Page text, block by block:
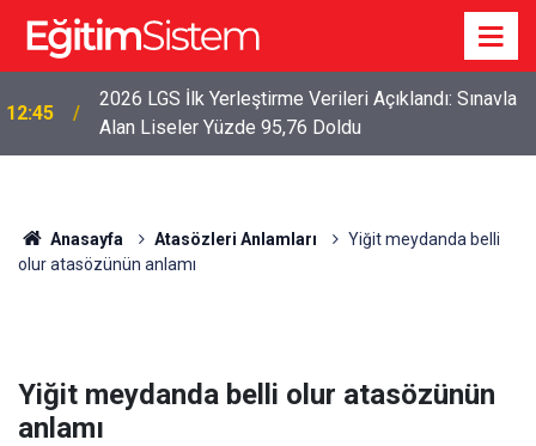
12:45
2026 LGS İlk Yerleştirme Verileri Açıklandı: Sınavla
Alan Liseler Yüzde 95,76 Doldu
Anasayfa Atasözleri Anlamları
Yiğit meydanda belli
olur atasözünün anlamı
Yiğit meydanda belli olur atasözünün
anlamı